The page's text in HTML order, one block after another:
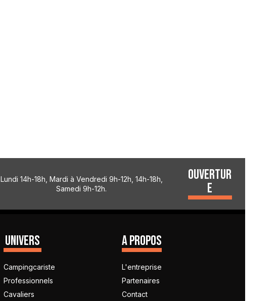
Lundi 14h-18h, Mardi à Vendredi 9h-12h, 14h-18h,
Samedi 9h-12h.
OUVERTUR
E
UNIVERS
Campingcariste
Professionnels
Cavaliers
A PROPOS
L'entreprise
Partenaires
Contact